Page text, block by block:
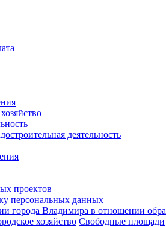
деятельность
проектов
персональных данных
города Владимира в отношении
хозяйство Свободные площади